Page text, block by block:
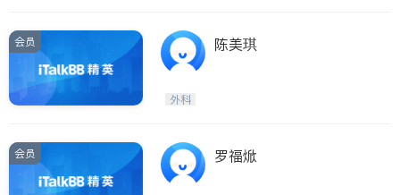
会员 陈美琪
外科
会员 罗福焮